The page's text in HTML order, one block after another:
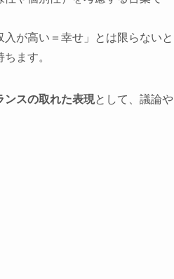
が高い＝幸せ」とは限らないと
ます。
ンスの取れた表現として、議論や